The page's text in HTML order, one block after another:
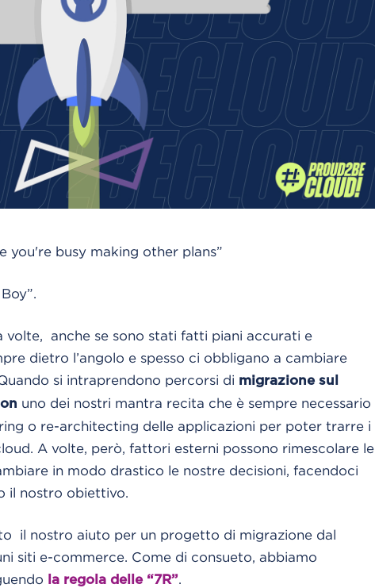
you're busy making other plans”
volte, anche se sono stati fatti piani accurati e
dietro l’angolo e spesso ci obbligano a cambiare
si intraprendono percorsi di migrazione sul
uno dei nostri mantra recita che è sempre necessario
o re-architecting delle applicazioni per poter trarre i
A volte, però, fattori esterni possono rimescolare le
in modo drastico le nostre decisioni, facendoci
il nostro obiettivo.
il nostro aiuto per un progetto di migrazione dal
siti e-commerce. Come di consueto, abbiamo
la regola delle “7R”.